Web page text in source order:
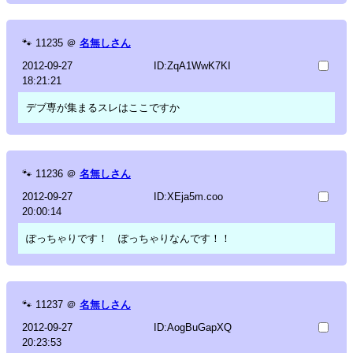
🐾 11235 ＠ 名無しさん
2012-09-27
18:21:21
ID:ZqA1WwK7KI
デブ専が集まるスレはここですか
🐾 11236 ＠ 名無しさん
2012-09-27
20:00:14
ID:XEja5m.coo
ぽっちゃりです！ ぽっちゃりなんです！！
🐾 11237 ＠ 名無しさん
2012-09-27
20:23:53
ID:AogBuGapXQ